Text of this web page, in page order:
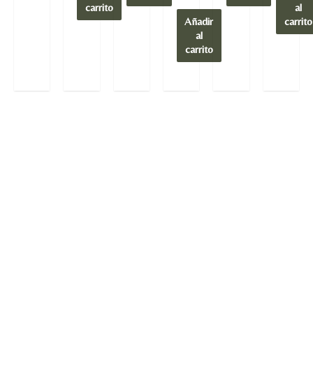
carrito
Añadir
al
carrito
al
carrito